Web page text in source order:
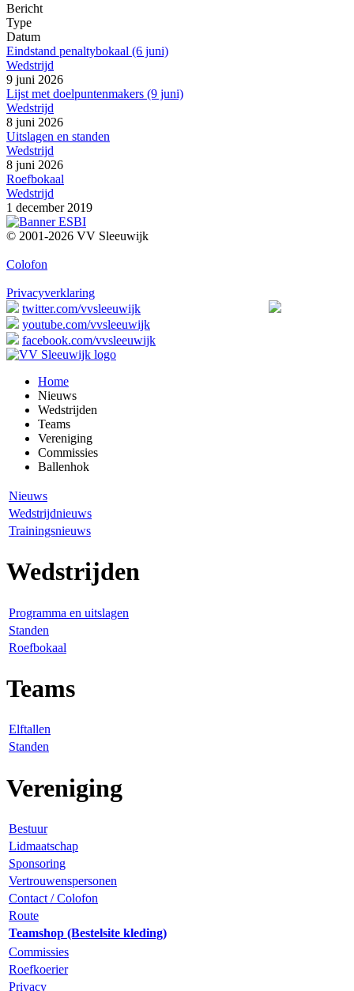
Bericht
Type
Datum
Eindstand penaltybokaal (6 juni)
Wedstrijd
9 juni 2026
Lijst met doelpuntenmakers (9 juni)
Wedstrijd
8 juni 2026
Uitslagen en standen
Wedstrijd
8 juni 2026
Roefbokaal
Wedstrijd
1 december 2019
© 2001-2026 VV Sleeuwijk
Colofon
Privacyverklaring
twitter.com/vvsleeuwijk
youtube.com/vvsleeuwijk
facebook.com/vvsleeuwijk
Home
Nieuws
Wedstrijden
Teams
Vereniging
Commissies
Ballenhok
Nieuws
Wedstrijdnieuws
Trainingsnieuws
Wedstrijden
Programma en uitslagen
Standen
Roefbokaal
Teams
Elftallen
Standen
Vereniging
Bestuur
Lidmaatschap
Sponsoring
Vertrouwenspersonen
Contact / Colofon
Route
Teamshop (Bestelsite kleding)
Commissies
Roefkoerier
Privacy